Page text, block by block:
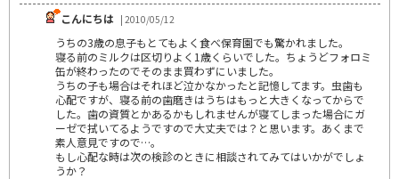
こんにちは | 2010/05/12
うちの3歳の息子もとてもよく食べ保育園でも驚かれました。
寝る前のミルクは区切りよく1歳くらいでした。ちょうどフォロミ
缶が終わったのでそのまま買わずにいました。
うちの子も場合はそれほど泣かなかったと記憶してます。虫歯も
心配ですが、寝る前の歯磨きはうちはもっと大きくなってからで
した。歯の資質とかあるかもしれませんが寝てしまった場合にガ
ーゼで拭いてるようですので大丈夫では？と思います。あくまで
素人意見ですので…。
もし心配な時は次の検診のときに相談されてみてはいかがでしょ
うか？